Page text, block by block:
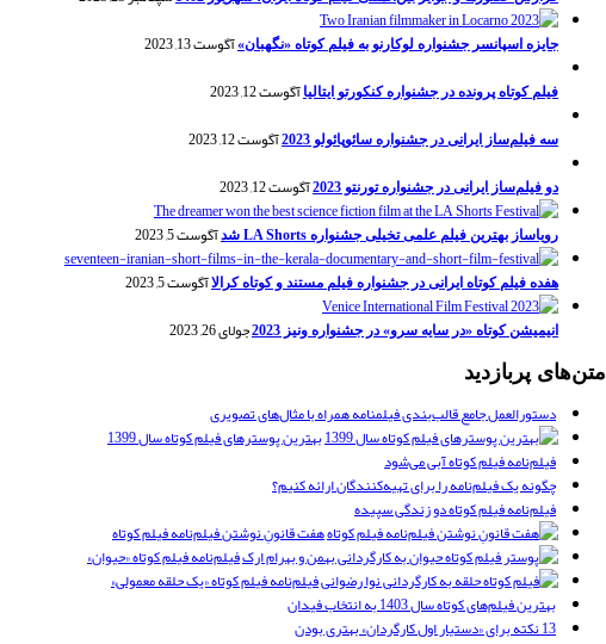
جایزه اسپانسر جشنواره لوکارنو به فیلم کوتاه «نگهبان»آگوست 13, 2023
فیلم کوتاه پرونده در جشنواره کنکورتو ایتالیا آگوست 12, 2023
سه فیلم‌ساز ایرانی در جشنواره سائوپائولو 2023 آگوست 12, 2023
دو فیلم‌ساز ایرانی در جشنواره تورنتو 2023 آگوست 12, 2023
رویاساز بهترین فیلم علمی تخیلی جشنواره LA Shorts شد آگوست 5, 2023
هفده فیلم کوتاه ایرانی در جشنواره فیلم مستند و کوتاه کرالاآگوست 5, 2023
انیمیشن کوتاه «در سایه سرو» در جشنواره ونیز 2023 جولای 26, 2023
متن‌های پربازدید
دستورالعمل جامع قالب‌بندی فیلمنامه همراه با مثال‌های تصویری
بهترین پوسترهای فیلم کوتاه سال 1399
فیلم‌نامه فیلم کوتاه آبی می‌شود
چگونه یک فیلم‌نامه را برای تهیه‌کنندگان ارائه کنیم؟
فیلم‌نامه فیلم کوتاه دو زندگی سپیده
هفت قانونِ نوشتن فیلم‌نامه فیلم کوتاه
فیلم‌نامه فیلم کوتاه «حیوان»
فیلم‌نامه فیلم کوتاه «یک حلقه معمولی»
بهترین فیلم‌های کوتاه سال 1403 به انتخاب فیدان
13 نکته برای «دستیار اول کارگردان» بهتری بودن